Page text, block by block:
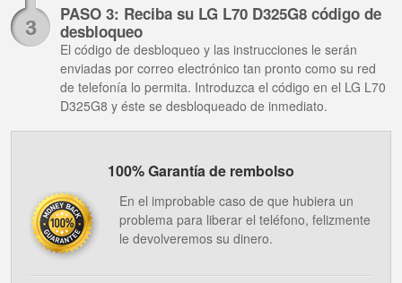
PASO 3: Reciba su LG L70 D325G8 código de
desbloqueo
El código de desbloqueo y las instrucciones le serán
enviadas por correo electrónico tan pronto como su red
de telefonía lo permita. Introduzca el código en el LG L70
D325G8 y éste se desbloqueado de inmediato.
100% Garantía de rembolso
En el improbable caso de que hubiera un
problema para liberar el teléfono, felizmente
le devolveremos su dinero.